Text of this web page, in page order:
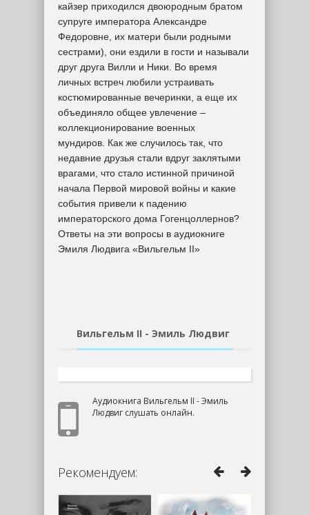
кайзер приходился двоюродным братом
супруге императора Александре
Федоровне, их матери были родными
сестрами), они ездили в гости и называли
друг друга Вилли и Ники. Во время
личных встреч любили устраивать
костюмированные вечеринки, а еще их
объединяло общее увлечение –
коллекционирование военных
мундиров. Как же случилось так, что
недавние друзья стали вдруг заклятыми
врагами, что стало истинной причиной
начала Первой мировой войны и какие
события привели к падению
императорского дома Гогенцоллернов?
Ответы на эти вопросы в аудиокниге
Эмиля Людвига «Вильгельм II»
Вильгельм II - Эмиль Людвиг
Аудиокнига Вильгельм II - Эмиль
Людвиг слушать онлайн.
Рекомендуем: